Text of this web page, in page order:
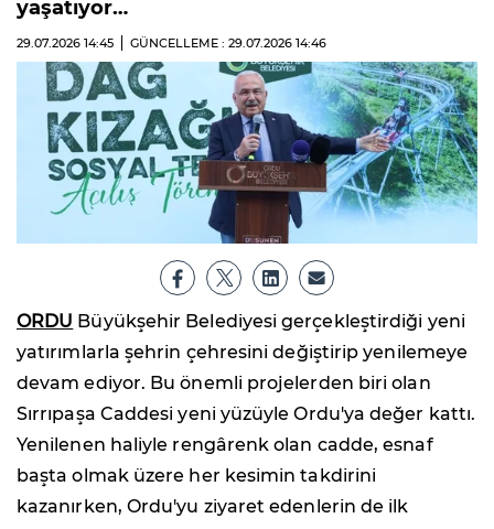
yaşatıyor…
29.07.2026 14:45 GÜNCELLEME : 29.07.2026 14:46
ORDU Büyükşehir Belediyesi gerçekleştirdiği yeni
yatırımlarla şehrin çehresini değiştirip yenilemeye
devam ediyor. Bu önemli projelerden biri olan
Sırrıpaşa Caddesi yeni yüzüyle Ordu'ya değer kattı.
Yenilenen haliyle rengârenk olan cadde, esnaf
başta olmak üzere her kesimin takdirini
kazanırken, Ordu'yu ziyaret edenlerin de ilk